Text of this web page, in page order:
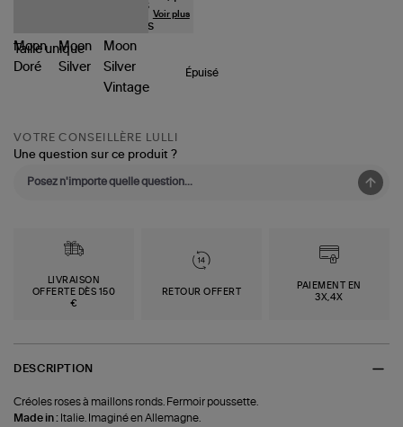
Voir plus
Tailleunique
Épuisé
VOTRE CONSEILLÈRE LULLI
Une question sur ce produit ?
LIVRAISON
OFFERTE DÈS 150
€
RETOUR OFFERT
PAIEMENT EN
3X,4X
DESCRIPTION
Créoles roses à maillons ronds. Fermoir poussette.
Made in : Italie. Imaginé en Allemagne.